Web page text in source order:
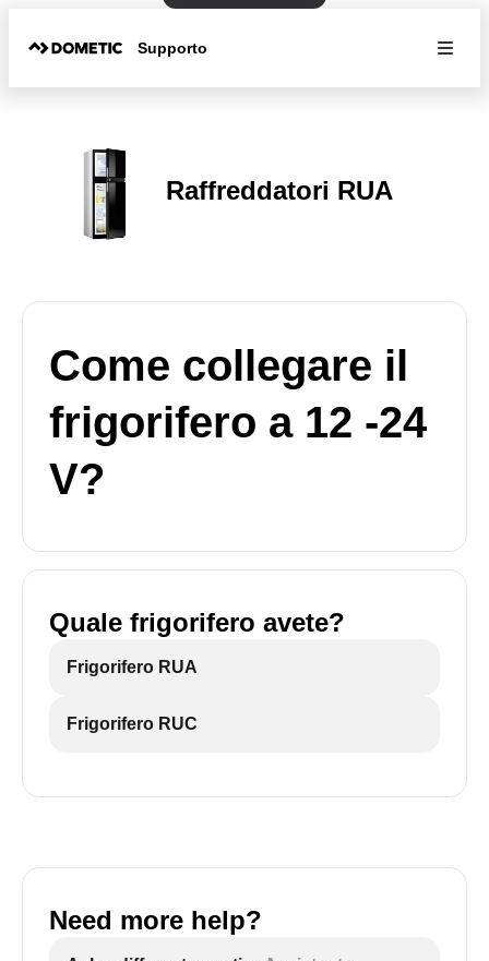
Supporto
Raffreddatori RUA
Come collegare il
frigorifero a 12 -24
V?
Quale frigorifero avete?
Frigorifero RUA
Frigorifero RUC
Need more help?